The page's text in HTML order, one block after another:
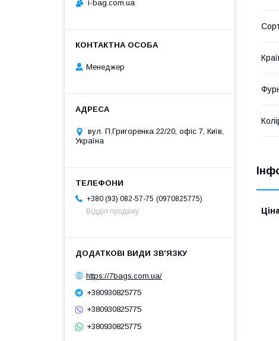
i-bag.com.ua
Менеджер
вул. П.Григоренка 22/20, офіс 7, Київ,
Україна
+380 (93) 082-57-75
0970825775
Відділ продажу
https://7bags.com.ua/
+380930825775
+380930825775
+380930825775